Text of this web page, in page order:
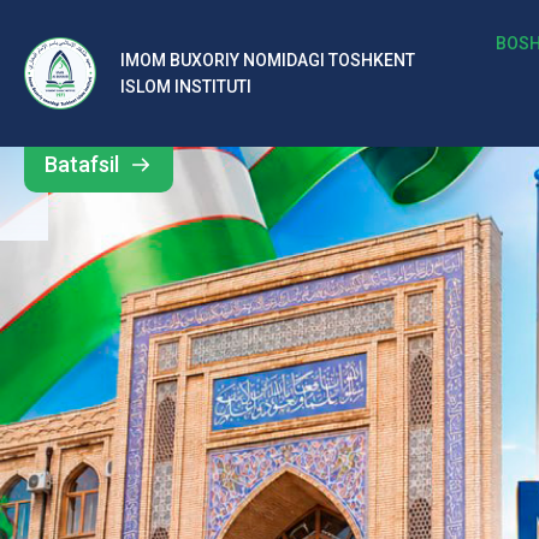
IMOM BUXORIY NOMIDAGI TOSHKENT
ISLOM INSTITUTI
b
al
ar
o‘
rt
a
si
d
Barcha
yangiliklar
Batafsil